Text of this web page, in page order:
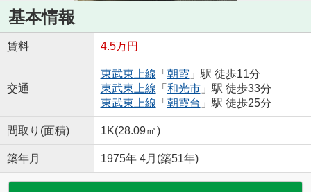
基本情報
賃料 4.5万円
交通
東武東上線 「 朝霞 」駅 徒歩11分
東武東上線 「 和光市」駅 徒歩33分
東武東上線 「 朝霞台 」駅 徒歩25分
間取り(面積) 1K(28.09㎡)
築年月 1975年 4月(築51年)